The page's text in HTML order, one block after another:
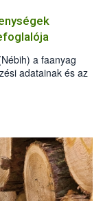
a faanyag
adatainak és az
szervek statisztikai
és kereskedelem
már kilenc év
62 millió forint
elkobzott